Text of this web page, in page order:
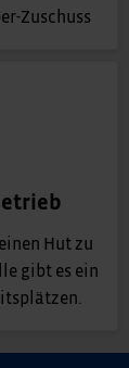
Zuschuss
Hut zu
gibt es ein